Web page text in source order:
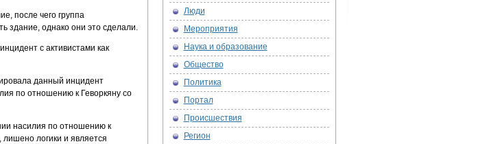
после чего группа
здание, однако они это сделали.
с активистами как
данный инцидент
по отношению к Геворкяну со
насилия по отношению к
лишено логики и является
Люди
Мероприятия
Наука и образование
Общество
Политика
Портал
Происшествия
Регион